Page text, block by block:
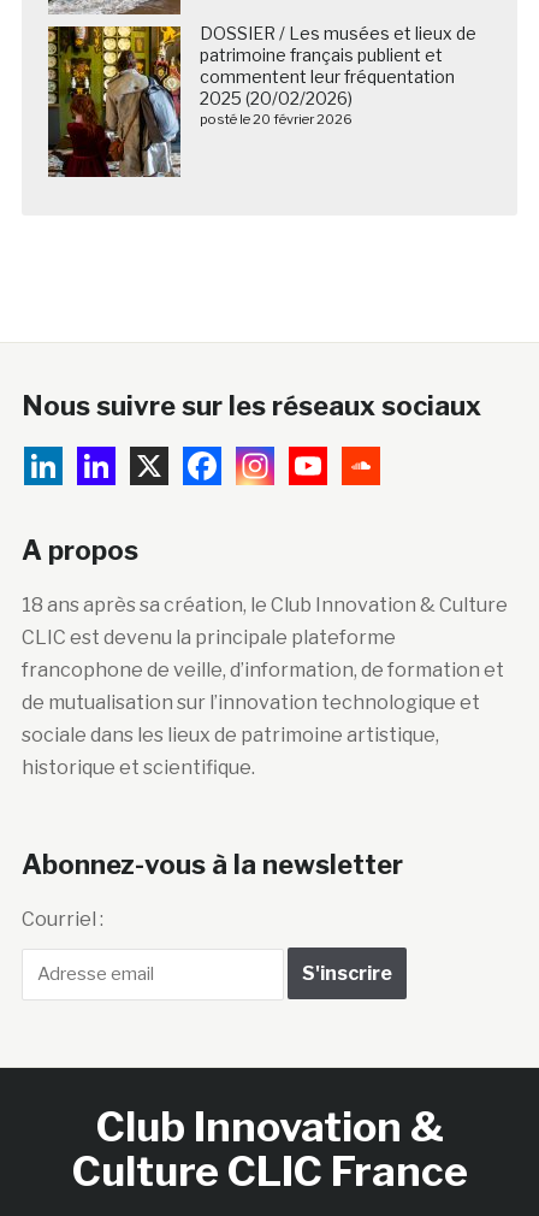
DOSSIER / Les musées et lieux de
patrimoine français publient et
commentent leur fréquentation
2025 (20/02/2026)
posté le 20 février 2026
Nous suivre sur les réseaux sociaux
A propos
18 ans après sa création, le Club Innovation & Culture
CLIC est devenu la principale plateforme
francophone de veille, d’information, de formation et
de mutualisation sur l’innovation technologique et
sociale dans les lieux de patrimoine artistique,
historique et scientifique.
Abonnez-vous à la newsletter
Courriel :
Club Innovation &
Culture CLIC France